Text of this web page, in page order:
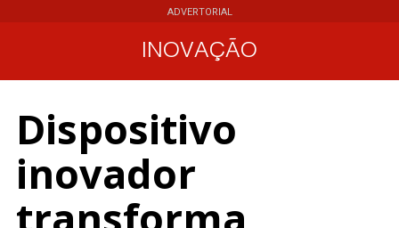
ADVERTORIAL
INOVAÇÃO
Dispositivo
inovador